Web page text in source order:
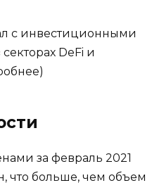
с инвестиционными
DeFi и
за февраль 2021
что больше, чем объем